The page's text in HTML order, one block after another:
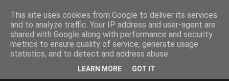
This site uses cookies from Google to deliver its services
and to analyze traffic. Your IP address and user-agent are
shared with Google along with performance and security
metrics to ensure quality of service, generate usage
statistics, and to detect and address abuse.
LEARN MORE GOT IT